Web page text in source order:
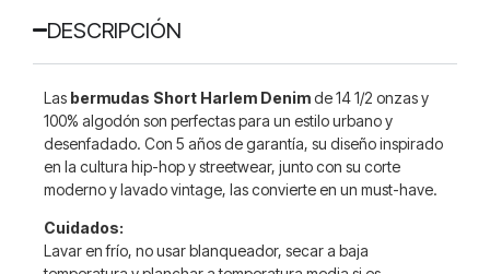
DESCRIPCIÓN
Las bermudas Short Harlem Denimde 14 1/2 onzas y
100% algodón son perfectas para un estilo urbano y
desenfadado. Con 5 años de garantía, su diseño inspirado
en la cultura hip-hop y streetwear, junto con su corte
moderno y lavado vintage, las convierte en un must-have.
Cuidados:
Lavar en frío, no usar blanqueador, secar a baja